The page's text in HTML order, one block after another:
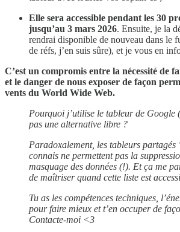
Elle sera accessible pendant les 30
jusqu’au 3 mars 2026. Ensuite, je la
rendrai disponible de nouveau dans le
de réfs, j’en suis sûre), et je vous en
C’est un compromis entre la nécessité de
et le danger de nous exposer de façon
vents du World Wide Web.
Pourquoi j’utilise le tableur de Google
pas une alternative libre ?
Paradoxalement, les tableurs partagés
connais ne permettent pas la
masquage des données (!). Et ça me
de maîtriser quand cette liste est
Tu as les compétences techniques,
pour faire mieux et t’en occuper de
Contacte-moi <3